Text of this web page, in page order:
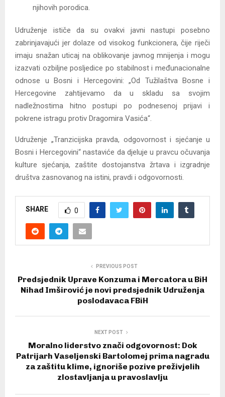
njihovih porodica.
Udruženje ističe da su ovakvi javni nastupi posebno
zabrinjavajući jer dolaze od visokog funkcionera, čije riječi
imaju snažan uticaj na oblikovanje javnog mnijenja i mogu
izazvati ozbiljne posljedice po stabilnost i međunacionalne
odnose u Bosni i Hercegovini: „Od Tužilaštva Bosne i
Hercegovine zahtijevamo da u skladu sa svojim
nadležnostima hitno postupi po podnesenoj prijavi i
pokrene istragu protiv Dragomira Vasića“.
Udruženje „Tranzicijska pravda, odgovornost i sjećanje u
Bosni i Hercegovini“ nastaviće da djeluje u pravcu očuvanja
kulture sjećanja, zaštite dostojanstva žrtava i izgradnje
društva zasnovanog na istini, pravdi i odgovornosti.
SHARE 0
PREVIOUS POST
Predsjednik Uprave Konzuma i Mercatora u BiH
Nihad Imširović je novi predsjednik Udruženja
poslodavaca FBiH
NEXT POST
Moralno liderstvo znači odgovornost: Dok
Patrijarh Vaseljenski Bartolomej prima nagradu
za zaštitu klime, ignoriše pozive preživjelih
zlostavljanja u pravoslavlju